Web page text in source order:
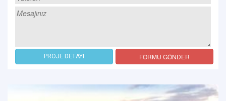
PROJE DETAYI FORMU GÖNDER